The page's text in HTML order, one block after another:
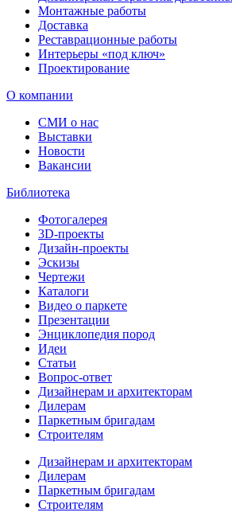
Монтажные работы
Доставка
Реставрационные работы
Интерьеры «под ключ»
Проектирование
О компании
СМИ о нас
Выставки
Новости
Вакансии
Библиотека
Фотогалерея
3D-проекты
Дизайн-проекты
Эскизы
Чертежи
Каталоги
Видео о паркете
Презентации
Энциклопедия пород
Идеи
Статьи
Вопрос-ответ
Дизайнерам и архитекторам
Дилерам
Паркетным бригадам
Строителям
Дизайнерам и архитекторам
Дилерам
Паркетным бригадам
Строителям